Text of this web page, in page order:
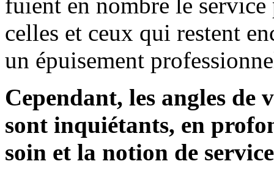
celles et ceux qui restent
un épuisement
Cependant, les angles
sont inquiétants, en
soin et la notion de